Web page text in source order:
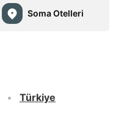
Soma Otelleri
Türkiye